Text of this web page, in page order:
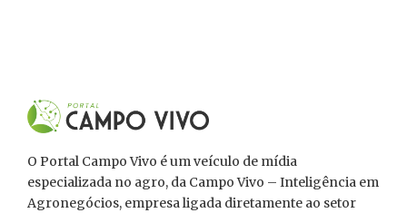
O Portal Campo Vivo é um veículo de mídia
especializada no agro, da Campo Vivo – Inteligência em
Agronegócios, empresa ligada diretamente ao setor